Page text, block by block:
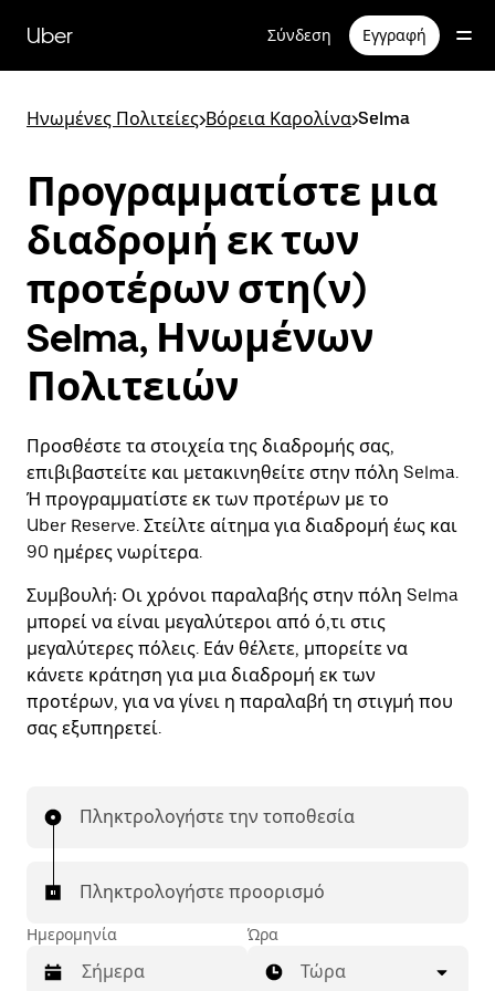
κύριο
περιεχόμενο
Uber Σύνδεση Εγγραφή
Ηνωμένες Πολιτείες>Βόρεια Καρολίνα>Selma
Προγραμματίστε μια
διαδρομή εκ των
προτέρων στη(ν)
Selma, Ηνωμένων
Πολιτειών
Προσθέστε τα στοιχεία της διαδρομής σας,
επιβιβαστείτε και μετακινηθείτε στην πόλη Selma.
Ή προγραμματίστε εκ των προτέρων με το
Uber Reserve. Στείλτε αίτημα για διαδρομή έως και
90 ημέρες νωρίτερα.
Συμβουλή: Οι χρόνοι παραλαβής στην πόλη Selma
μπορεί να είναι μεγαλύτεροι από ό,τι στις
μεγαλύτερες πόλεις. Εάν θέλετε, μπορείτε να
κάνετε κράτηση για μια διαδρομή εκ των
προτέρων, για να γίνει η παραλαβή τη στιγμή που
σας εξυπηρετεί.
Πληκτρολογήστε την τοποθεσία
Πληκτρολογήστε προορισμό
Ημερομηνία Ώρα
Τώρα